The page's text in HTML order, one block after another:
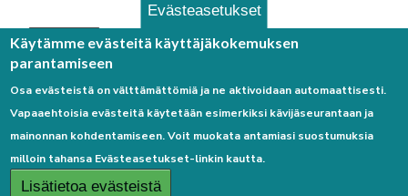
Palaute
Linkkejä
Evästeasetukset
Käytämme evästeitä käyttäjäkokemuksen
parantamiseen
Osa evästeistä on välttämättömiä ja ne aktivoidaan automaattisesti.
Vapaaehtoisia evästeitä käytetään esimerkiksi kävijäseurantaan ja
mainonnan kohdentamiseen. Voit muokata antamiasi suostumuksia
milloin tahansa Evästeasetukset-linkin kautta.
Lisätietoa evästeistä